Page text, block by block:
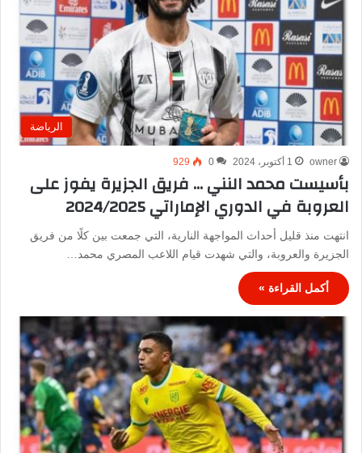
الرياضة
owner 1 أكتوبر، 2024 0
929
بأسيست محمد النني … فريق الجزيرة يفوز على
العروبة في الدوري الإماراتي 2024/2025
انتهت منذ قليل أحداث المواجهة النارية، التي جمعت بين كلًا من فريق
الجزيرة والعروبة، والتي شهدت قيام اللاعب المصري محمد…
أكمل القراءة »